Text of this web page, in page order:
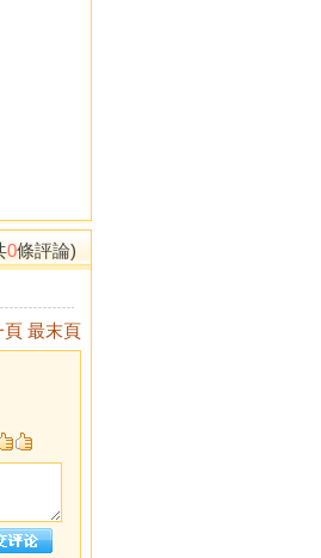
0條評論)
頁 最末頁